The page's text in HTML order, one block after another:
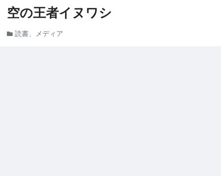
空の王者イヌワシ
読書、メディア